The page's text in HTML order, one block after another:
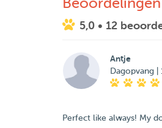
Beoordelingen
5,0 • 12
Antje
Dagopvang |
Perfect like always! My